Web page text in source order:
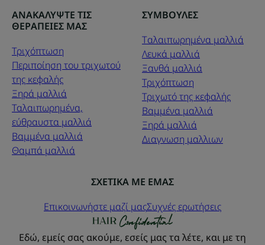
ΑΝΑΚΑΛΥΨΤΕ ΤΙΣ
ΘΕΡΑΠΕΙΕΣ ΜΑΣ
Τριχόπτωση
Περιποίηση του τριχωτού
της κεφαλής
Ξηρά μαλλιά
Ταλαιπωρημένα,
εύθραυστα μαλλιά
Βαμμένα μαλλιά
Θαμπά μαλλιά
ΣΥΜΒΟΥΛΕΣ
Tαλαιπωρημένα μαλλιά
Λευκά μαλλιά
Ξανθά μαλλιά
Τριχόπτωση
Τριχωτό της κεφαλής
Βαμμένα μαλλιά
Ξηρά μαλλιά
Διαγνωση μαλλιων
ΣΧΕΤΙΚΑ ΜΕ ΕΜΑΣ
Επικοινωνήστε μαζί μαςΣυχνές ερωτήσεις
Εδώ, εμείς σας ακούμε, εσείς μας τα λέτε, και με τη